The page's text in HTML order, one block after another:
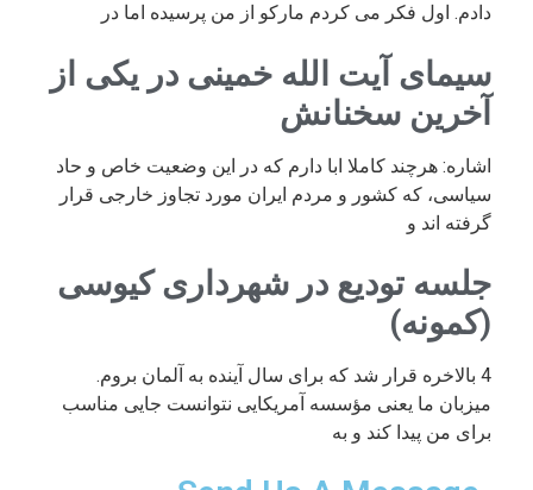
دادم. اول فکر می کردم مارکو از من پرسیده اما در
سیمای آیت الله خمینی در یکی از
آخرین سخنانش
اشاره: هرچند کاملا ابا دارم که در این وضعیت خاص و حاد
سیاسی، که کشور و مردم ایران مورد تجاوز خارجی قرار
گرفته اند و
جلسه تودیع در شهرداری کیوسی
(کمونه)
4 بالاخره قرار شد که برای سال آینده به آلمان بروم.
میزبان ما یعنی مؤسسه آمریکایی نتوانست جایی مناسب
برای من پیدا کند و به